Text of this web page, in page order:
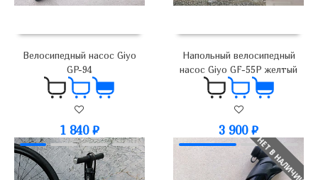
Велосипедный насос Giyo
GP-94
1 840 ₽
Напольный велосипедный
насос Giyo GF-55P желтый
3 900₽
НЕТ В НАЛИЧИИ